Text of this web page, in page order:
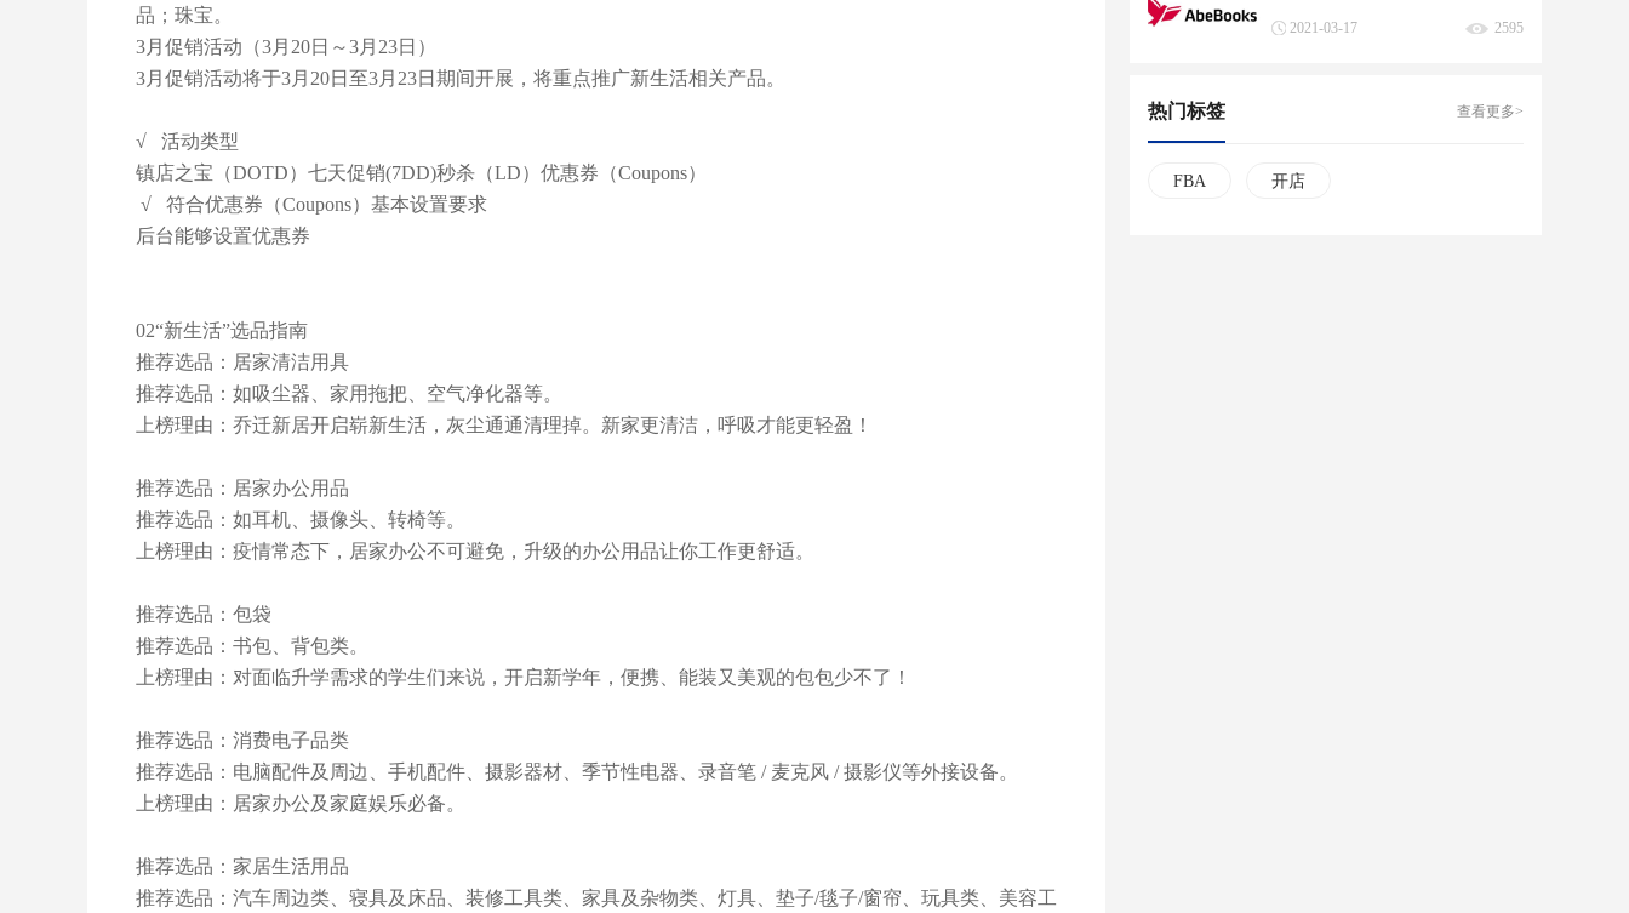
品；珠宝。
3月促销活动（3月20日～3月23日）
3月促销活动将于3月20日至3月23日期间开展，将重点推广新生活相关产品。
√ 活动类型
镇店之宝（DOTD）七天促销(7DD)秒杀（LD）优惠券（Coupons）
√ 符合优惠券（Coupons）基本设置要求
后台能够设置优惠券
02“新生活”选品指南
推荐选品：居家清洁用具
推荐选品：如吸尘器、家用拖把、空气净化器等。
上榜理由：乔迁新居开启崭新生活，灰尘通通清理掉。新家更清洁，呼吸才能更轻盈！
推荐选品：居家办公用品
推荐选品：如耳机、摄像头、转椅等。
上榜理由：疫情常态下，居家办公不可避免，升级的办公用品让你工作更舒适。
推荐选品：包袋
推荐选品：书包、背包类。
上榜理由：对面临升学需求的学生们来说，开启新学年，便携、能装又美观的包包少不了！
推荐选品：消费电子品类
推荐选品：电脑配件及周边、手机配件、摄影器材、季节性电器、录音笔 / 麦克风 / 摄影仪等外接设备。
上榜理由：居家办公及家庭娱乐必备。
推荐选品：家居生活用品
推荐选品：汽车周边类、寝具及床品、装修工具类、家具及杂物类、灯具、垫子/毯子/窗帘、玩具类、美容工
2021-03-17 2595
热门标签 查看更多>
FBA 开店